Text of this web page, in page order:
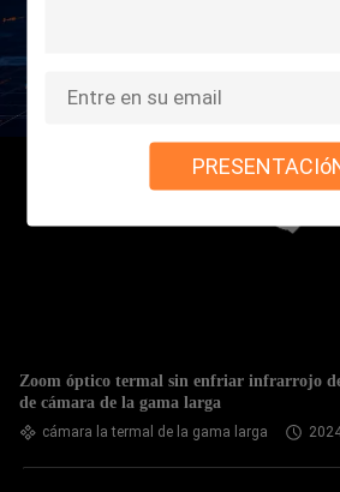
Zoom óptico termal sin enfriar infrarrojo
de cámara de la gama larga
cámara la termal de la gama larga